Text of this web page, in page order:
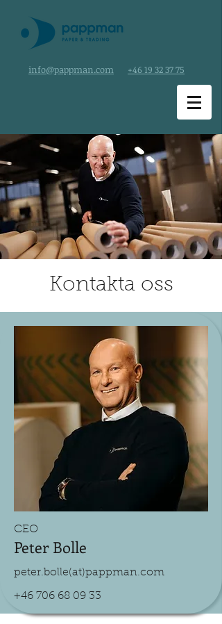
info@pappman.com +46 19 32 37 75
Kontakta oss
CEO
Peter Bolle
peter.bolle(at)pappman.com
+46 706 68 09 33